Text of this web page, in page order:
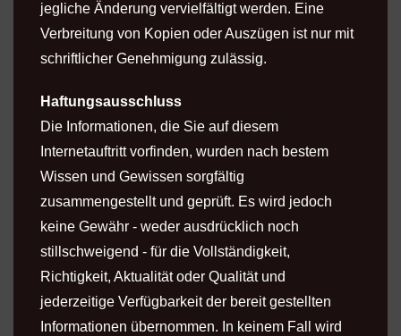
jegliche Änderung vervielfältigt werden. Eine
Verbreitung von Kopien oder Auszügen ist nur mit
schriftlicher Genehmigung zulässig.
Haftungsausschluss
Die Informationen, die Sie auf diesem
Internetauftritt vorfinden, wurden nach bestem
Wissen und Gewissen sorgfältig
zusammengestellt und geprüft. Es wird jedoch
keine Gewähr - weder ausdrücklich noch
stillschweigend - für die Vollständigkeit,
Richtigkeit, Aktualität oder Qualität und
jederzeitige Verfügbarkeit der bereit gestellten
Informationen übernommen. In keinem Fall wird